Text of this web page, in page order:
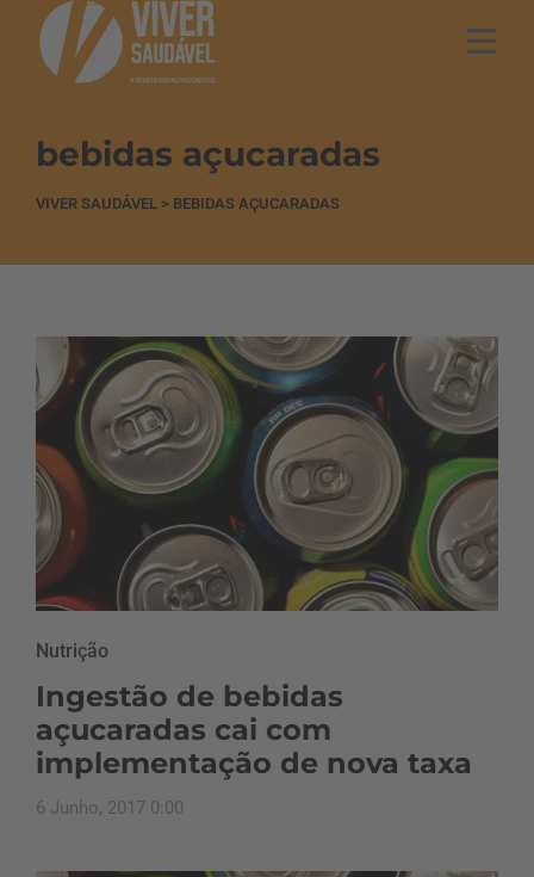
bebidas açucaradas
VIVER SAUDÁVEL > BEBIDAS AÇUCARADAS
Nutrição
Ingestão de bebidas
açucaradas cai com
implementação de nova taxa
6 Junho, 2017 0:00